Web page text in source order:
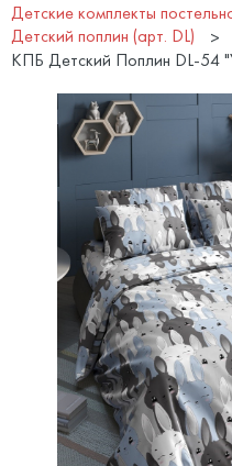
Детские комплекты
Детский поплин (арт. DL)
КПБ Детский Поплин DL-54